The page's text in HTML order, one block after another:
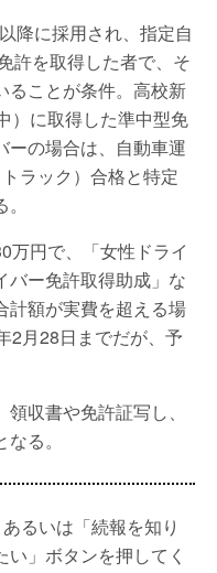
降に採用され、指定自
許を取得した者で、そ
ることが条件。高校新
）に取得した準中型免
ーの場合は、自動車運
ラック）合格と特定
万円で、「女性ドライ
バー免許取得助成」な
計額が実費を超える場
2月28日までだが、予
収書や免許証写し、
る。
るいは「続報を知り
」ボタンを押してく